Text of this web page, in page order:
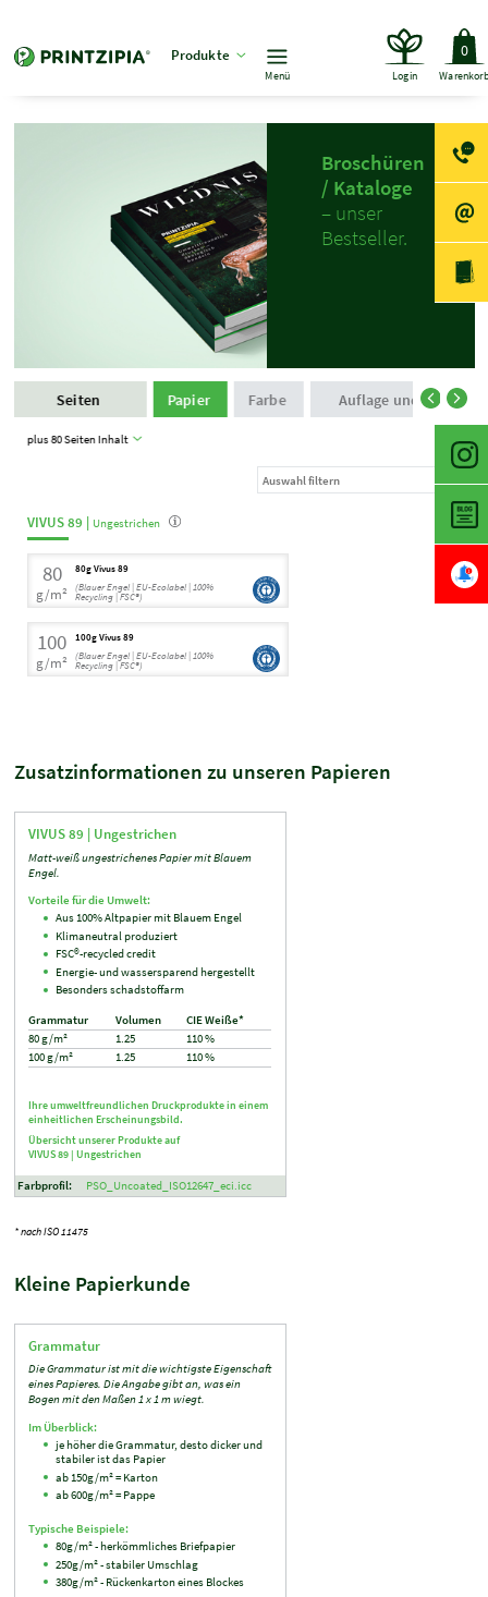
Produkte
Menü Login
0
Broschüren
/ Kataloge
– unser
Bestseller.
Seiten
plus 80 Seiten Inhalt
Papier Farbe Auflage und
VIVUS 89 | Ungestrichen
80
g/m²
80g Vivus 89
(Blauer Engel | EU-Ecolabel | 100%
Recycling | FSC®)
100
g/m²
100g Vivus 89
(Blauer Engel | EU-Ecolabel | 100%
Recycling | FSC®)
Zusatzinformationen zu unseren Papieren
VIVUS 89 | Ungestrichen
Matt-weiß ungestrichenes Papier mit Blauem
Engel.
Vorteile für die Umwelt:
Aus 100% Altpapier mit Blauem Engel
Klimaneutral produziert
FSC®-recycled credit
Energie- und wassersparend hergestellt
Besonders schadstoffarm
Farbprofil: PSO_Uncoated_ISO12647_eci.icc
Grammatur Volumen
CIE Weiße*
80 g/m²
1.25
110 %
100 g/m²
1.25 110 %
Ihre umweltfreundlichen Druckprodukte in einem
einheitlichen Erscheinungsbild.
Übersicht unserer Produkte auf
VIVUS 89 | Ungestrichen
* nach ISO 11475
Kleine Papierkunde
Grammatur
Die Grammatur ist mit die wichtigste Eigenschaft
eines Papieres. Die Angabe gibt an, was ein
Bogen mit den Maßen 1 x 1 m wiegt.
Im Überblick:
je höher die Grammatur, desto dicker und
stabiler ist das Papier
ab 150g/m² = Karton
ab 600g/m² = Pappe
Typische Beispiele:
80g/m² - herkömmliches Briefpapier
250g/m² - stabiler Umschlag
380g/m² - Rückenkarton eines Blockes